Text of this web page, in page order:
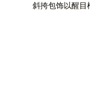
斜挎包饰以醒目